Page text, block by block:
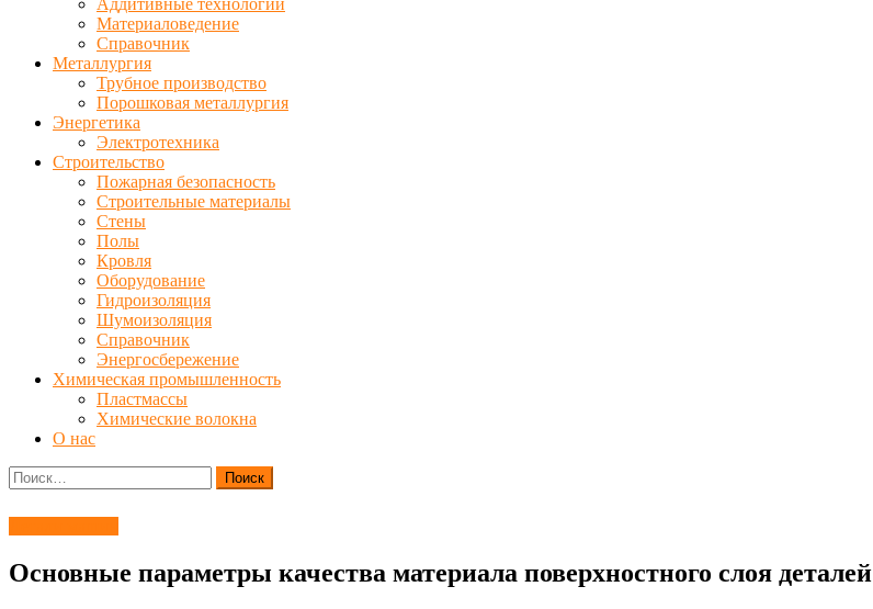
Аддитивные технологии
Материаловедение
Справочник
Металлургия
Трубное производство
Порошковая металлургия
Энергетика
Электротехника
Строительство
Пожарная безопасность
Строительные материалы
Стены
Полы
Кровля
Оборудование
Гидроизоляция
Шумоизоляция
Справочник
Энергосбережение
Химическая промышленность
Пластмассы
Химические волокна
О нас
Найти:
Основные параметры качества материала поверхностного слоя деталей